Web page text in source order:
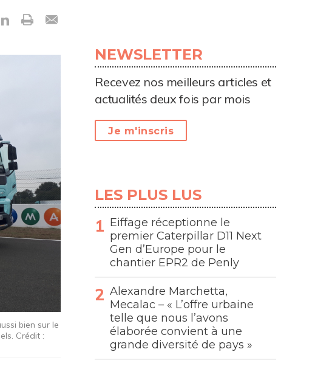
bien sur le
Crédit :
NEWSLETTER
Recevez nos meilleurs articles et
actualités deux fois par mois
Je m'inscris
LES PLUS LUS
Eiffage réceptionne le
premier Caterpillar D11 Next
Gen d’Europe pour le
chantier EPR2 de Penly
Alexandre Marchetta,
Mecalac – « L’offre urbaine
telle que nous l’avons
élaborée convient à une
grande diversité de pays »